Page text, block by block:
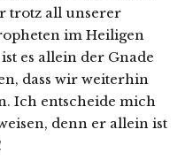
trotz all unserer
im Heiligen
es allein der Gnade
dass wir weiterhin
Ich entscheide mich
denn er allein ist